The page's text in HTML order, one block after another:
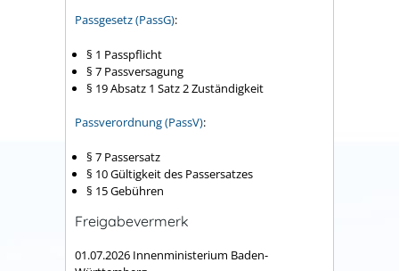
Passgesetz (PassG):
§ 1 Passpflicht
§ 7 Passversagung
§ 19 Absatz 1 Satz 2 Zuständigkeit
Passverordnung (PassV):
§ 7 Passersatz
§ 10 Gültigkeit des Passersatzes
§ 15 Gebühren
Freigabevermerk
01.07.2026 Innenministerium Baden-